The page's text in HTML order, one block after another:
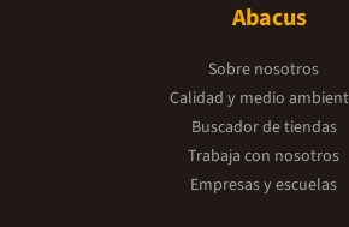
Abacus
Sobre nosotros
Calidad y medio
Buscador de tiendas
Trabaja con nosotros
Empresas y escuelas